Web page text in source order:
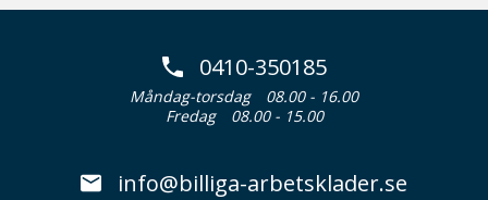
0410-350185
Måndag-torsdag
08.00 - 16.00
Fredag
08.00 - 15.00
info@billiga-arbetsklader.se